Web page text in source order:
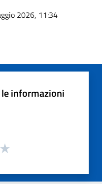
2026, 11:34
informazioni